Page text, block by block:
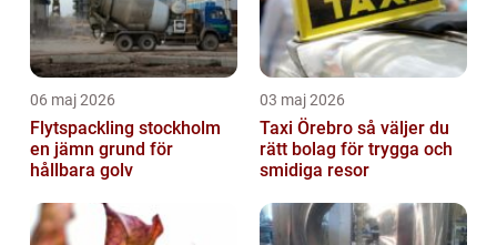
06 maj 2026
Flytspackling stockholm
en jämn grund för
hållbara golv
03 maj 2026
Taxi Örebro så väljer du
rätt bolag för trygga och
smidiga resor